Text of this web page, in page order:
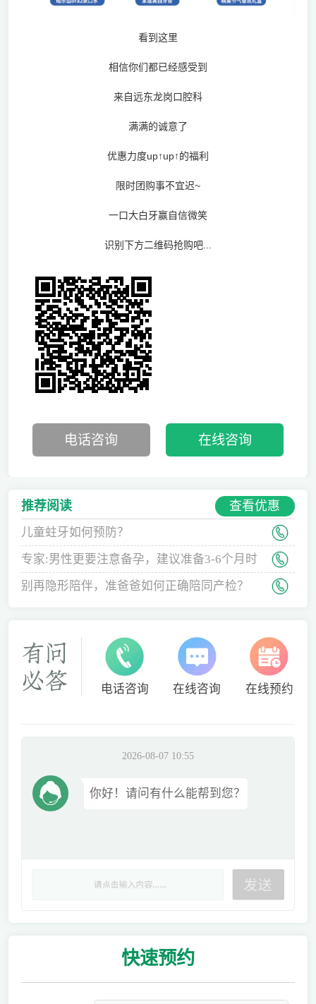
看到这里
相信你们都已经感受到
来自远东龙岗口腔科
满满的诚意了
优惠力度up↑up↑的福利
限时团购事不宜迟~
一口大白牙赢自信微笑
识别下方二维码抢购吧...
电话咨询 在线咨询
推荐阅读 查看优惠
儿童蛀牙如何预防？
专家:男性更要注意备孕，建议准备3-6个月时
间
别再隐形陪伴，准爸爸如何正确陪同产检？
电话咨询 在线咨询 在线预约
2026-08-07 10:55
你好！请问有什么能帮到您？
快速预约